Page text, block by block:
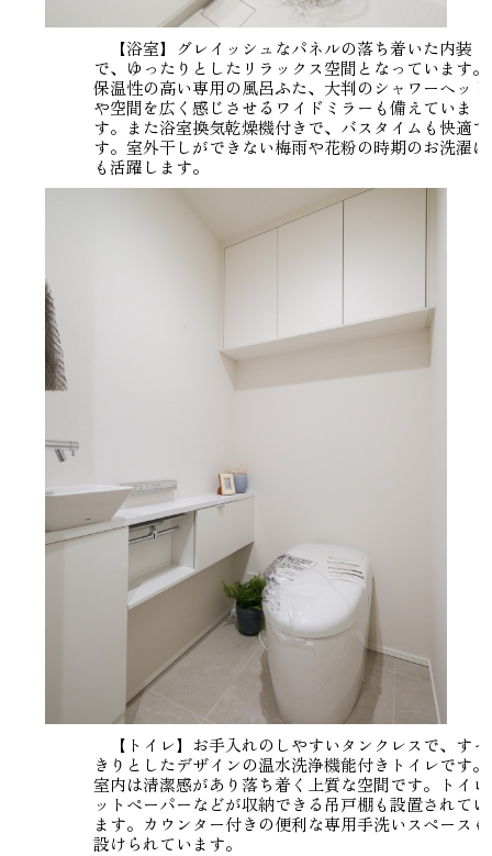
【浴室】グレイッシュなパネルの落ち着いた内装
で、ゆったりとしたリラックス空間となっています。
保温性の高い専用の風呂ふた、大判のシャワーヘッド
や空間を広く感じさせるワイドミラーも備えていま
す。また浴室換気乾燥機付きで、バスタイムも快適で
す。室外干しができない梅雨や花粉の時期のお洗濯に
も活躍します。
【トイレ】お手入れのしやすいタンクレスで、すっ
きりとしたデザインの温水洗浄機能付きトイレです。
室内は清潔感があり落ち着く上質な空間です。トイレ
ットペーパーなどが収納できる吊戸棚も設置されてい
ます。カウンター付きの便利な専用手洗いスペースも
設けられています。